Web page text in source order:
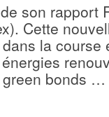
son rapport
Cette
la course
green bonds …